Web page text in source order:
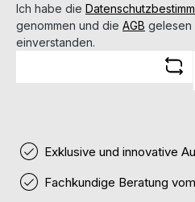
Ich habe die
genommen und die AGB gelesen
einverstanden.
Exklusive und innovative
Fachkundige Beratung